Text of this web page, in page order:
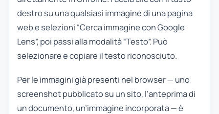
destro su una qualsiasi immagine di una pagina
web e selezioni “Cerca immagine con Google
Lens”, poi passi alla modalità “Testo”. Può
selezionare e copiare il testo riconosciuto.
Per le immagini già presenti nel browser — uno
screenshot pubblicato su un sito, l’anteprima di
un documento, un’immagine incorporata — è